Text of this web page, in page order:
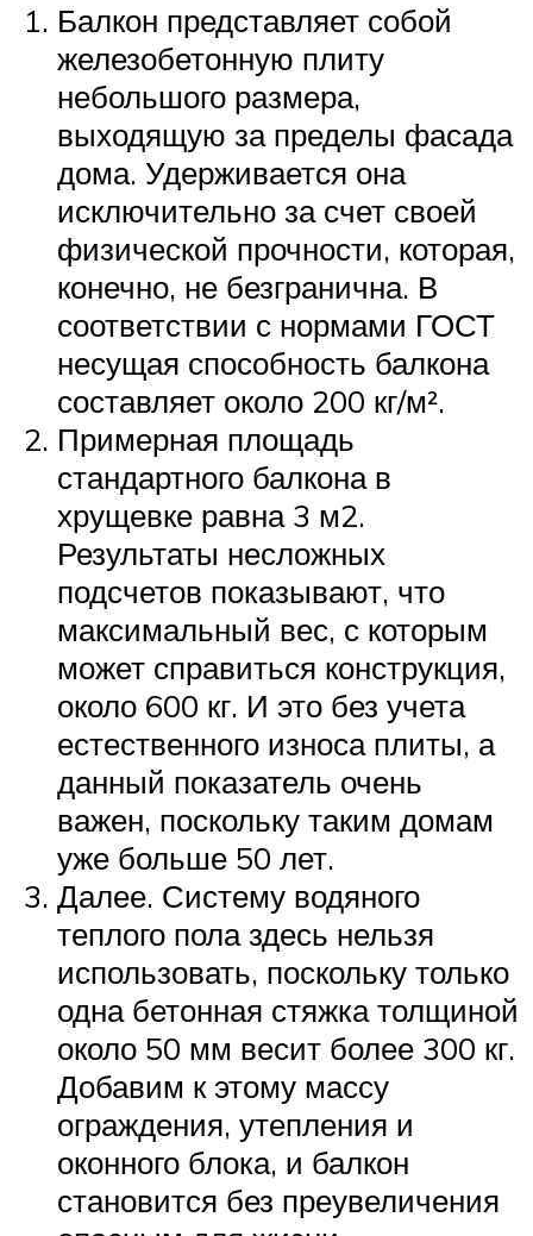
Балкон представляет собой
железобетонную плиту
небольшого размера,
выходящую за пределы фасада
дома. Удерживается она
исключительно за счет своей
физической прочности, которая,
конечно, не безгранична. В
соответствии с нормами ГОСТ
несущая способность балкона
составляет около 200 кг/м².
Примерная площадь
стандартного балкона в
хрущевке равна 3 м2.
Результаты несложных
подсчетов показывают, что
максимальный вес, с которым
может справиться конструкция,
около 600 кг. И это без учета
естественного износа плиты, а
данный показатель очень
важен, поскольку таким домам
уже больше 50 лет.
Далее. Систему водяного
теплого пола здесь нельзя
использовать, поскольку только
одна бетонная стяжка толщиной
около 50 мм весит более 300 кг.
Добавим к этому массу
ограждения, утепления и
оконного блока, и балкон
становится без преувеличения